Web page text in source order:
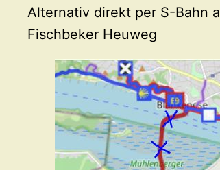
Alternativ direkt per S-Bahn
Fischbeker Heuweg